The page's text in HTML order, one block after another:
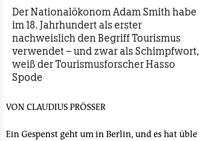
shop
fragen & hilfe
unterstützen
abo
epaper login
Der Nationalökonom Adam Smith habe
im 18. Jahrhundert als erster
nachweislich den Begriff Tourismus
verwendet – und zwar als Schimpfwort,
weiß der Tourismusforscher Hasso
Spode
VON CLAUDIUS PRÖSSER
Ein Gespenst geht um in Berlin, und es hat üble